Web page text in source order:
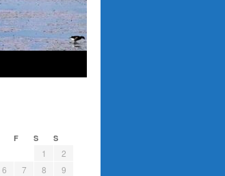
F S S
1
2
6 7 8
9